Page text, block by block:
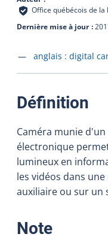
Office québécois de la
Dernière mise à jour
Accéder à la fiche
anglais : digital
Définition
Caméra munie
électronique
lumineux en
les vidéos dans
auxiliaire ou sur un
Note: